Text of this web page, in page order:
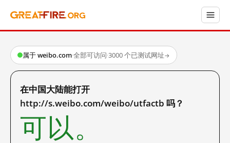
属于 weibo.com·全部可访问·3000 个已测试网址→
在中国大陆能打开
http://s.weibo.com/weibo/utfactb 吗？
可以。